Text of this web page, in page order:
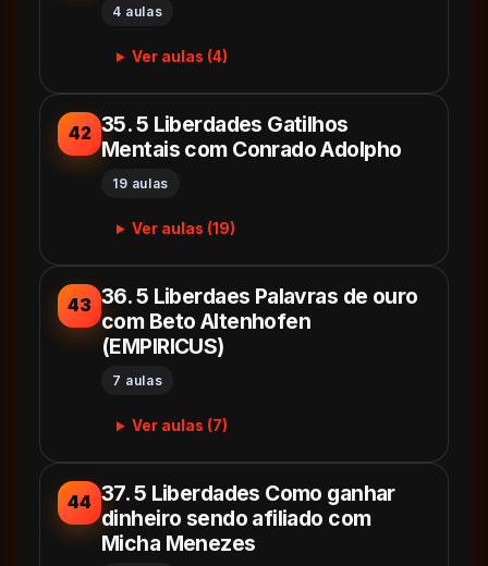
4 aulas
Ver aulas (4)
42 35. 5 Liberdades Gatilhos
Mentais com Conrado Adolpho
19 aulas
Ver aulas (19)
43 36. 5 Liberdaes Palavras de ouro
com Beto Altenhofen
(EMPIRICUS)
7 aulas
Ver aulas (7)
44 37. 5 Liberdades Como ganhar
dinheiro sendo afiliado com
Micha Menezes